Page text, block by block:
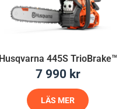
Husqvarna 445S TrioBrake™
7 990 kr
LÄS MER